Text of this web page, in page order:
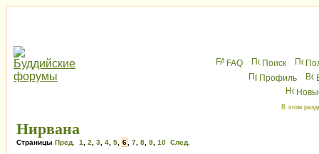
FAQ Поиск
Профиль
В этом
Нирвана
Страницы Пред. 1 2 3 4 5 6 7 8 9 10 След.